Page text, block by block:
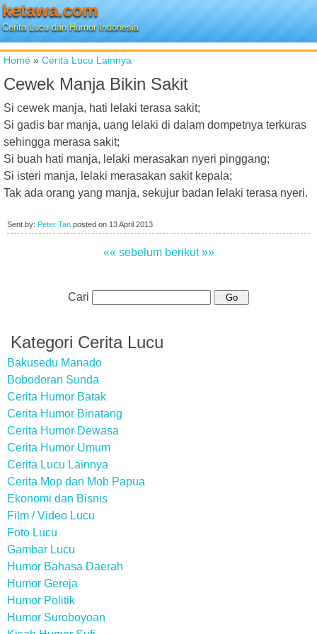
ketawa.com
Cerita Lucu dan Humor Indonesia
Home » Cerita Lucu Lainnya
Cewek Manja Bikin Sakit
Si cewek manja, hati lelaki terasa sakit;
Si gadis bar manja, uang lelaki di dalam dompetnya terkuras
sehingga merasa sakit;
Si buah hati manja, lelaki merasakan nyeri pinggang;
Si isteri manja, lelaki merasakan sakit kepala;
Tak ada orang yang manja, sekujur badan lelaki terasa nyeri.
Sent by: Peter Tan posted on 13 April 2013
«« sebelum berikut »»
Cari
Kategori Cerita Lucu
Bakusedu Manado
Bobodoran Sunda
Cerita Humor Batak
Cerita Humor Binatang
Cerita Humor Dewasa
Cerita Humor Umum
Cerita Lucu Lainnya
Cerita Mop dan Mob Papua
Ekonomi dan Bisnis
Film / Video Lucu
Foto Lucu
Gambar Lucu
Humor Bahasa Daerah
Humor Gereja
Humor Politik
Humor Suroboyoan